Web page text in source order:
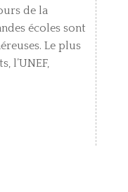
de la
écoles sont
Le plus
l’UNEF,